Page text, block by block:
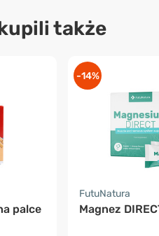
także
palce
-14%
FutuNatura
Magnez